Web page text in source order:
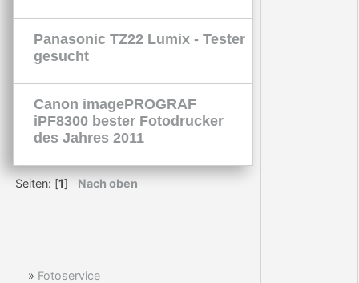
Panasonic TZ22 Lumix - Tester
gesucht
Canon imagePROGRAF
iPF8300 bester Fotodrucker
des Jahres 2011
Seiten: [1] Nach oben
» Fotoservice